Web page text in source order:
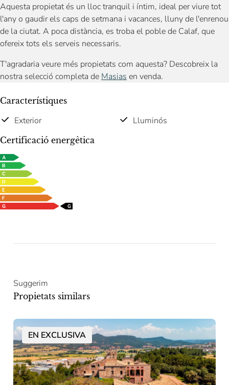
Aquesta propietat és un lloc tranquil i íntim, ideal per viure tot
l'any o gaudir els caps de setmana i vacances, lluny de l'enrenou
de la ciutat. A poca distància, es troba el poble de Calaf, que
ofereix tots els serveis necessaris.
T'agradaria veure més propietats com aquesta? Descobreix la
nostra selecció completa de Masias en venda.
Característiques
Exterior Lluminós
Certificació energètica
Suggerim
Propietats similars
EN EXCLUSIVA